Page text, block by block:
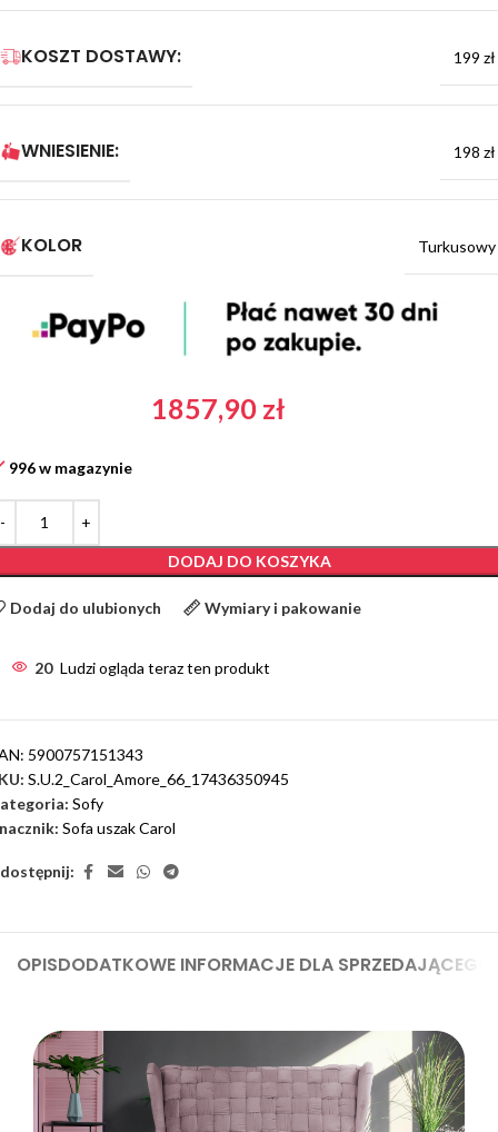
KOSZT DOSTAWY: 199 zł
WNIESIENIE: 198 zł
KOLOR Turkusowy
1857,90 zł
996 w magazynie
DODAJ DO KOSZYKA
Dodaj do ulubionych Wymiary i pakowanie
20 Ludzi ogląda teraz ten produkt
5900757151343
S.U.2_Carol_Amore_66_17436350945
Sofy
Sofa uszak Carol
OPISDODATKOWE INFORMACJE DLA SPRZEDAJĄCEGO